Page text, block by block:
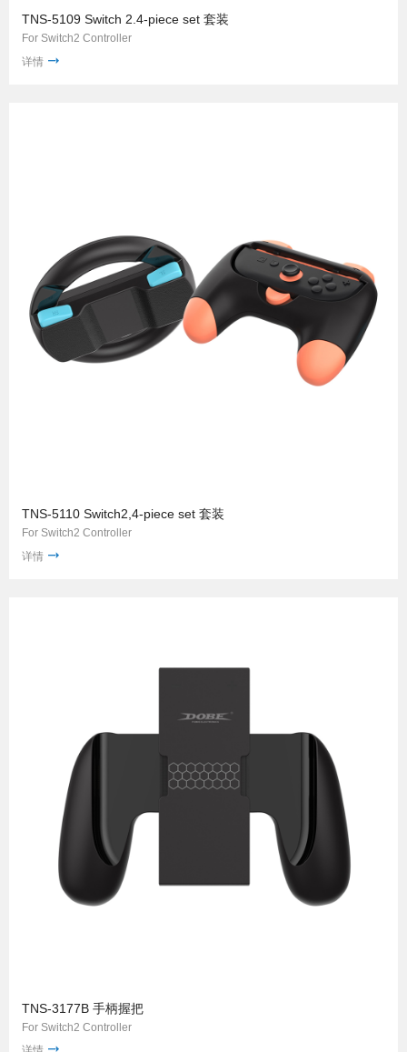
TNS-5109 Switch 2.4-piece set 套装
For Switch2 Controller
详情
TNS-5110 Switch2,4-piece set 套装
For Switch2 Controller
详情
TNS-3177B 手柄握把
For Switch2 Controller